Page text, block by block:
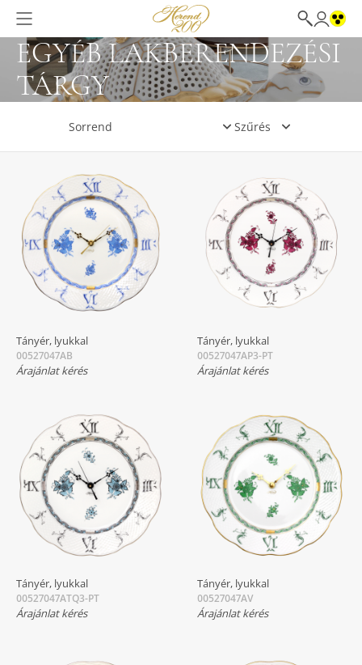
EGYÉB LAKBERENDEZÉSI
TÁRGY
Szűrés
Tányér, lyukkal
00527047AB
Árajánlat kérés
Tányér, lyukkal
00527047AP3-PT
Árajánlat kérés
Tányér, lyukkal
00527047ATQ3-PT
Árajánlat kérés
Tányér, lyukkal
00527047AV
Árajánlat kérés